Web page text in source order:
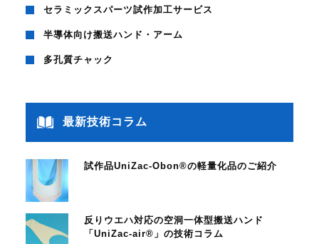
セラミックスパーツ試作加工サービス
半導体向け搬送ハンド・アーム
多孔質チャック
最新技術コラム
試作品UniZac-Obon®の軽量化品のご紹介
反りウエハ対応の空洞一体型搬送ハンド
「UniZac-air®」の技術コラム